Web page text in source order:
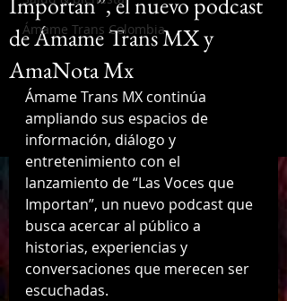
Ámame Trans Colombia
de Ámame Trans MX y
AmaNota Mx
Ámame Trans MX continúa
ampliando sus espacios de
información, diálogo y
entretenimiento con el
lanzamiento de “Las Voces que
Importan”, un nuevo podcast que
busca acercar al público a
historias, experiencias y
conversaciones que merecen ser
escuchadas.